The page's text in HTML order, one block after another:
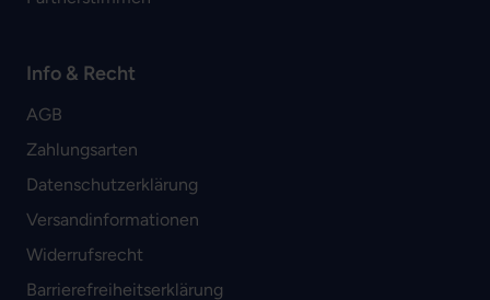
Info & Recht
AGB
Zahlungsarten
Datenschutzerklärung
Versandinformationen
Widerrufsrecht
Barrierefreiheitserklärung